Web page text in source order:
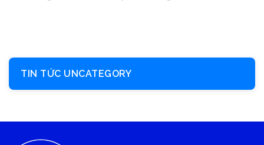
TIN TỨC UNCATEGORY